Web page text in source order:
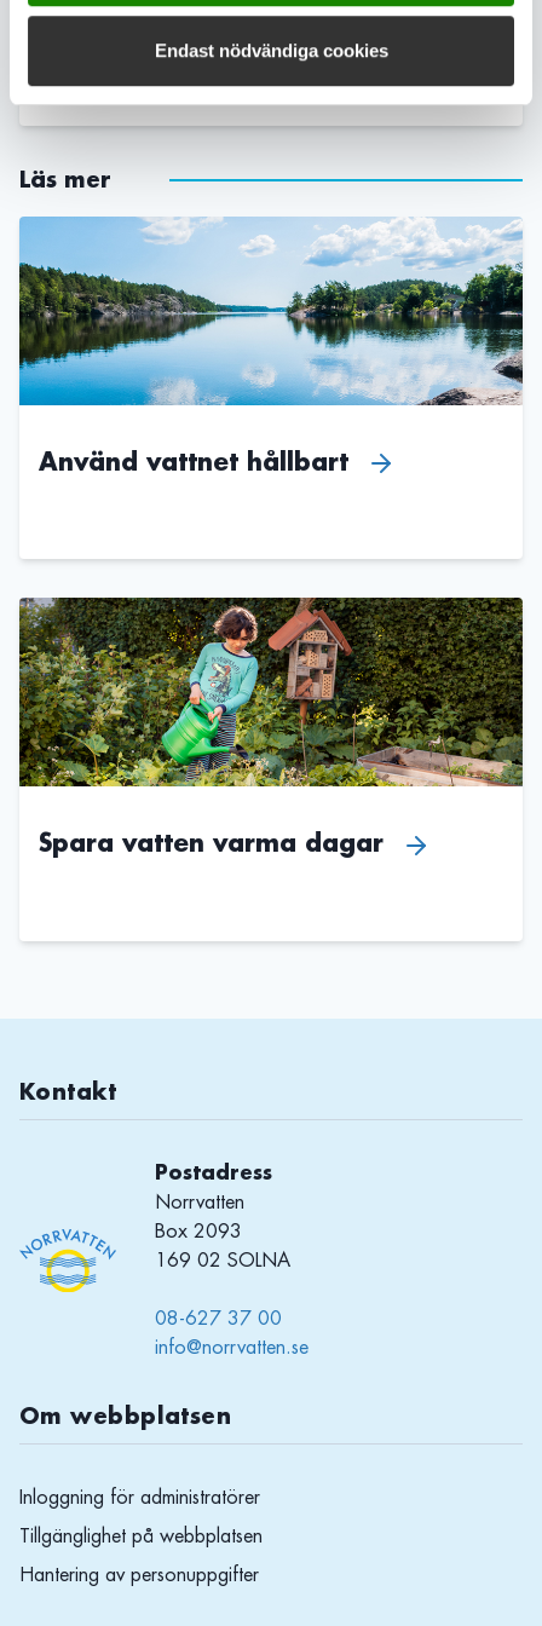
Endast nödvändiga cookies
Läs mer
Använd vattnet hållbart
Spara vatten varma dagar
Kontakt
Postadress
Norrvatten
Box 2093
169 02 SOLNA
08-627 37 00
info@norrvatten.se
Om webbplatsen
Inloggning för administratörer
Tillgänglighet på webbplatsen
Hantering av personuppgifter